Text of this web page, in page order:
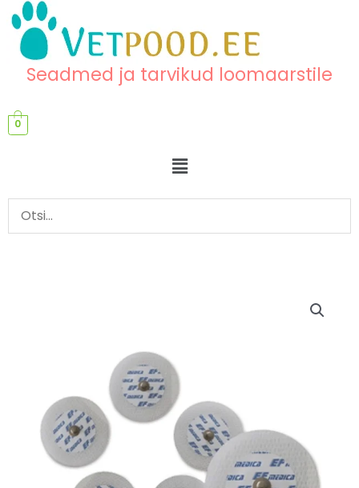
content
content
Seadmed ja tarvikud loomaarstile
0
Menu